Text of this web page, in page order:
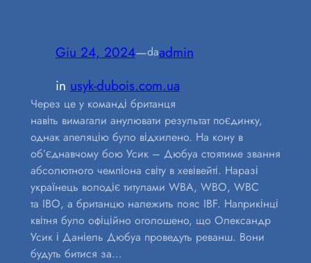
Giu 24, 2024—daadmin
in usyk-dubois.com.ua
Через це у команді британця
навіть вимагали анулювати результат поєдинку,
однак апеляцію було відхилено. На кону в
об’єднавчому бою Усик – Дюбуа стоятиме звання
абсолютного чемпіона світу в хевівейті. Наразі
українець володіє титулами WBA, WBO, WBC
та IBO, а британцю належить пояс IBF. Наприкінці
квітня було офіційно оголошено, що Олександр
Усик і Даніель Дюбуа проведуть реванш. Вони
будуть битися за…